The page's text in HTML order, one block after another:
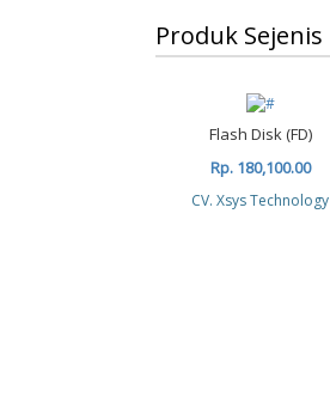
Produk Sejenis
Flash Disk (FD)
Rp. 180,100.00
CV. Xsys Technology